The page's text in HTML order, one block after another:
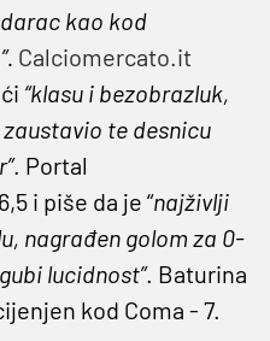
kao kod
Calciomercato.it
“klasu i bezobrazluk,
te desnicu
. Portal
i piše da je “najživlji
nagrađen golom za 0-
lucidnost”. Baturina
kod Coma - 7.